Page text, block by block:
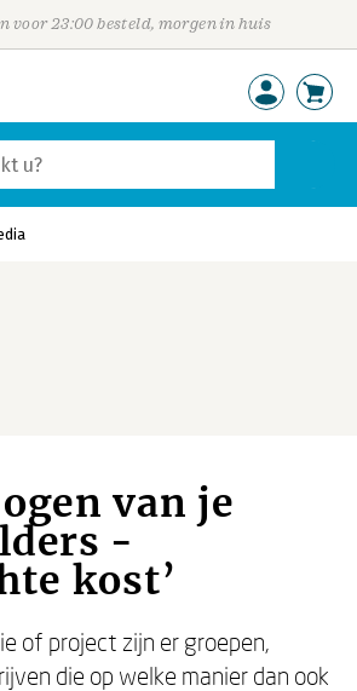
voor 23:00 besteld, morgen in huis
van je
-
kost’
of project zijn er groepen,
die op welke manier dan ook